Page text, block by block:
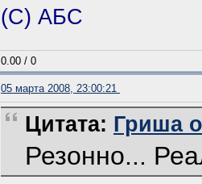
(С) АБС
0.00 / 0
05 марта 2008, 23:00:21
Цитата: Гриша
Резонно...